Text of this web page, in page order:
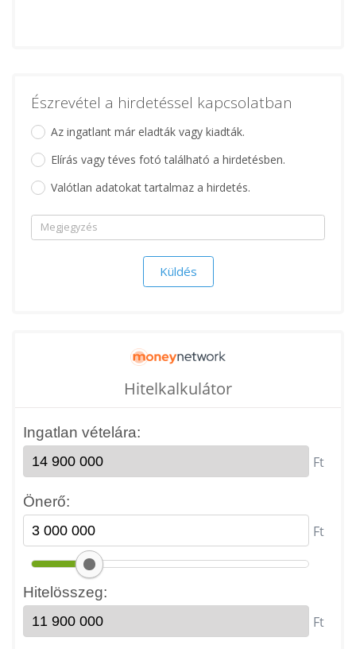
Észrevétel a hirdetéssel kapcsolatban
Az ingatlant már eladták vagy kiadták.
Elírás vagy téves fotó található a hirdetésben.
Valótlan adatokat tartalmaz a hirdetés.